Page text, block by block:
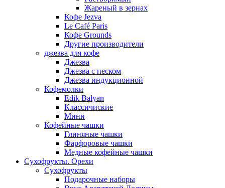
Жареный в зернах
Кофе Jezva
Le Café Paris
Кофе Grounds
Другие производители
джезва для кофе
Джезва
Джезва с песком
Джезва индукционной
Кофемолки
Edik Balyan
Классичиские
Мини
Кофейные чашки
Глиняные чашки
Фарфоровые чашки
Медные кофейные чашки
Сухофрукты. Орехи
Сухофрукты
Подарочные наборы